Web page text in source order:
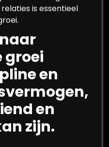
is essentieel
groei
en
en
zijn.